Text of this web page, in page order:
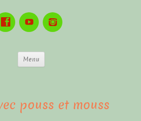
Menu
pouss et mouss